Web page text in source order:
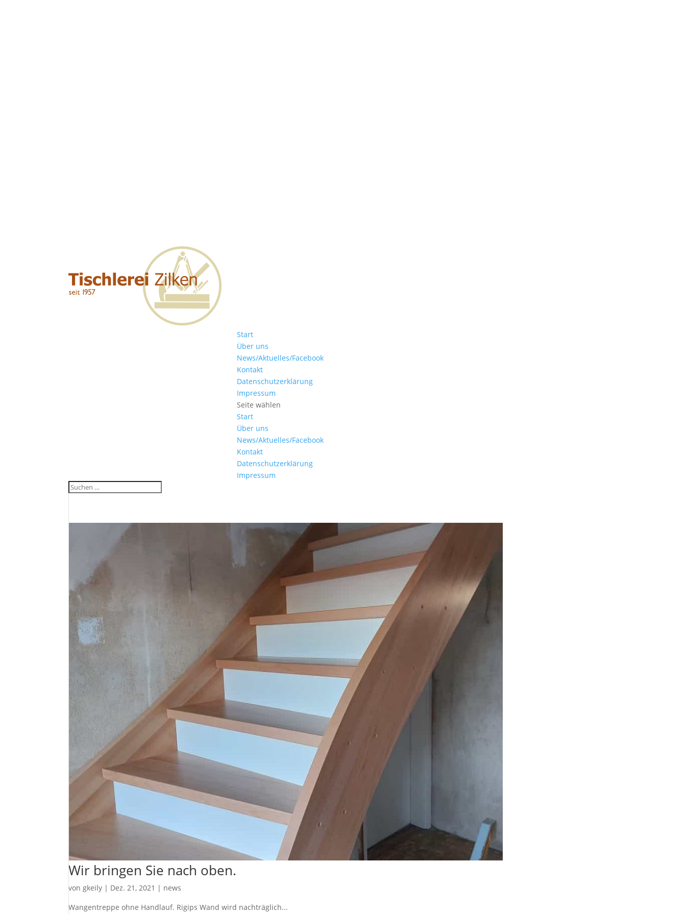
Start
Über uns
News/Aktuelles/Facebook
Kontakt
Datenschutzerklärung
Impressum
Seite wählen
Start
Über uns
News/Aktuelles/Facebook
Kontakt
Datenschutzerklärung
Impressum
Wir bringen Sie nach oben.
vongkeily | Dez. 21, 2021 | news
Wangentreppe ohne Handlauf. Rigips Wand wird nachträglich...